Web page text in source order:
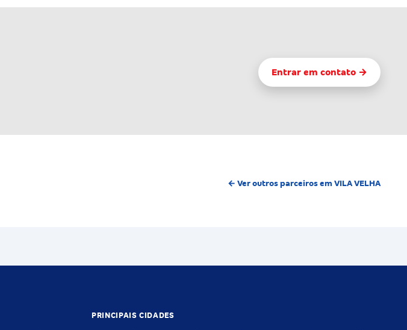
Entrar em contato →
← Ver outros parceiros em VILA VELHA
PRINCIPAIS CIDADES